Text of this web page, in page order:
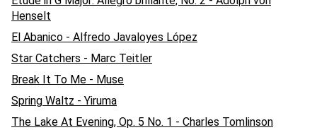
Henselt
El Abanico - Alfredo Javaloyes López
Star Catchers - Marc Teitler
Break It To Me - Muse
Spring Waltz - Yiruma
The Lake At Evening, Op. 5 No. 1 - Charles Tomlinson